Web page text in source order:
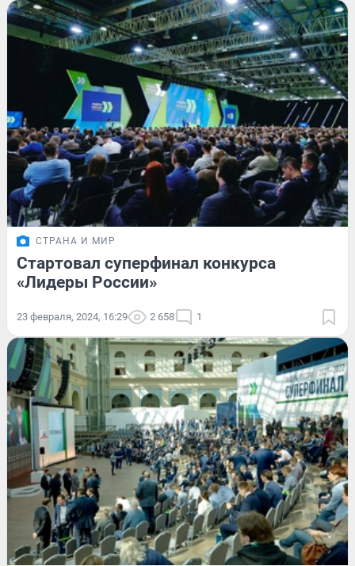
СТРАНА И МИР
Стартовал суперфинал конкурса
«Лидеры России»
23 февраля, 2024, 16:29 2 658 1